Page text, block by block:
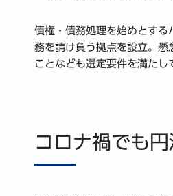
債権・債務処理を始めとす
務を請け負う拠点を設立。懸
ことなども選定要件を満たし
コロナ禍でも